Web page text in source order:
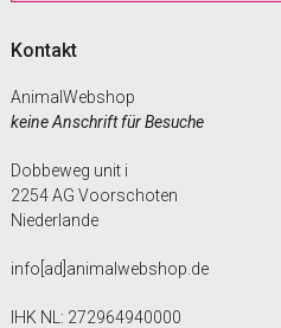
Kontakt
AnimalWebshop
keine Anschrift für Besuche
Dobbeweg unit i
2254 AG Voorschoten
Niederlande
info[ad]animalwebshop.de
IHK NL: 272964940000